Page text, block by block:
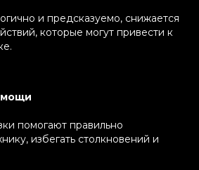
и предсказуемо, снижается
которые могут привести к
помогают правильно
избегать столкновений и